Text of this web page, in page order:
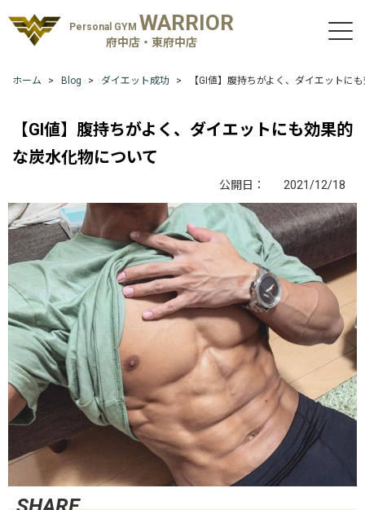
Personal GYM WARRIOR
府中店・東府中店
ホーム Blog ダイエット成功 【GI値】腹持ちがよく、ダイエットに
【GI値】腹持ちがよく、ダイエットにも効果的
な炭水化物について
公開日： 2021/12/18